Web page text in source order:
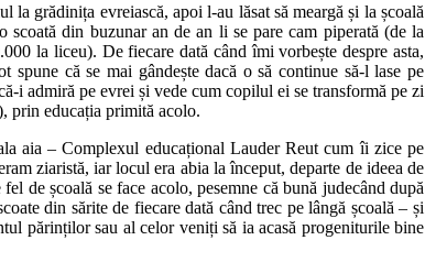
la grădinița evreiască, apoi l-au lăsat să meargă și la școală
scoată din buzunar an de an li se pare cam piperată (de la
la liceu). De fiecare dată când îmi vorbește despre asta,
spune că se mai gândește dacă o să continue să-l lase pe
i admiră pe evrei și vede cum copilul ei se transformă pe zi
prin educația primită acolo.
aia – Complexul educațional Lauder Reut cum îi zice pe
ziaristă, iar locul era abia la început, departe de ideea de
de școală se face acolo, pesemne că bună judecând după
din sărite de fiecare dată când trec pe lângă școală – și
părinților sau al celor veniți să ia acasă progeniturile bine